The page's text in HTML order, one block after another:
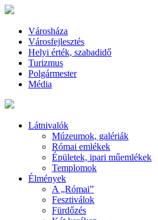
Városháza
Városfejlesztés
Helyi érték, szabadidő
Turizmus
Polgármester
Média
Látnivalók
Múzeumok, galériák
Római emlékek
Épületek, ipari műemlékek
Templomok
Élmények
A „Római”
Fesztiválok
Fürdőzés